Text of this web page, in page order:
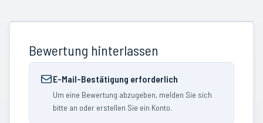
Bewertung hinterlassen
E-Mail-Bestätigung erforderlich
Um eine Bewertung abzugeben, melden Sie sich
bitte an oder erstellen Sie ein Konto.